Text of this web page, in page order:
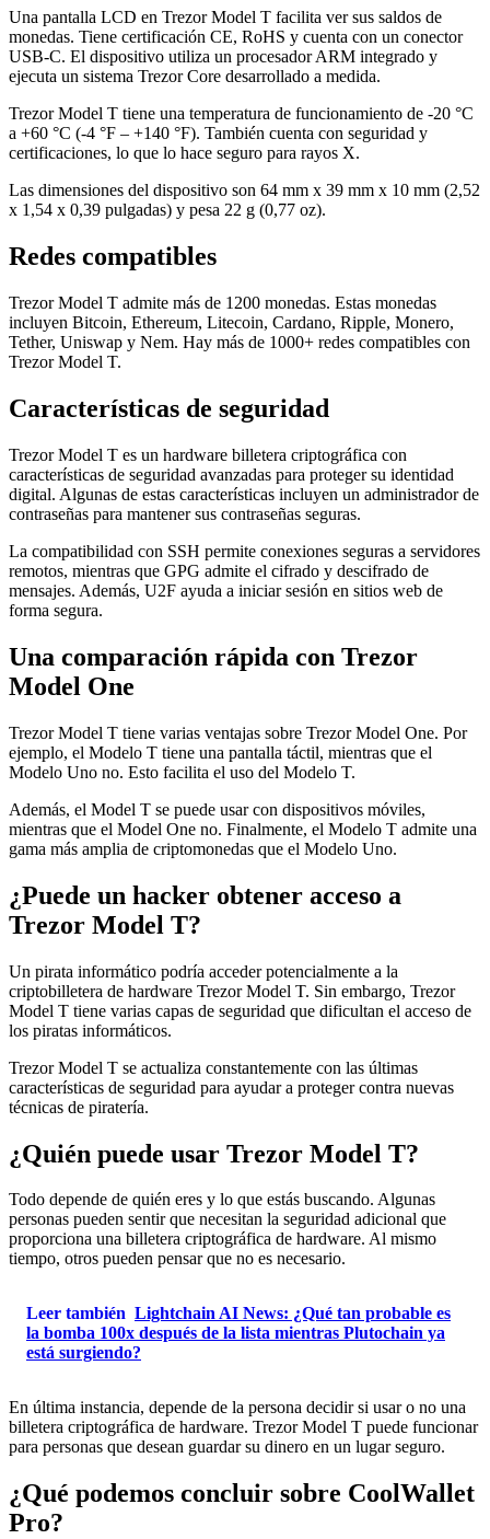
Una pantalla LCD en Trezor Model T facilita ver sus saldos de
monedas. Tiene certificación CE, RoHS y cuenta con un conector
USB-C. El dispositivo utiliza un procesador ARM integrado y
ejecuta un sistema Trezor Core desarrollado a medida.
Trezor Model T tiene una temperatura de funcionamiento de -20 °C
a +60 °C (-4 °F – +140 °F). También cuenta con seguridad y
certificaciones, lo que lo hace seguro para rayos X.
Las dimensiones del dispositivo son 64 mm x 39 mm x 10 mm (2,52
x 1,54 x 0,39 pulgadas) y pesa 22 g (0,77 oz).
Redes compatibles
Trezor Model T admite más de 1200 monedas. Estas monedas
incluyen Bitcoin, Ethereum, Litecoin, Cardano, Ripple, Monero,
Tether, Uniswap y Nem. Hay más de 1000+ redes compatibles con
Trezor Model T.
Características de seguridad
Trezor Model T es un hardware billetera criptográfica con
características de seguridad avanzadas para proteger su identidad
digital. Algunas de estas características incluyen un administrador de
contraseñas para mantener sus contraseñas seguras.
La compatibilidad con SSH permite conexiones seguras a servidores
remotos, mientras que GPG admite el cifrado y descifrado de
mensajes. Además, U2F ayuda a iniciar sesión en sitios web de
forma segura.
Una comparación rápida con Trezor
Model One
Trezor Model T tiene varias ventajas sobre Trezor Model One. Por
ejemplo, el Modelo T tiene una pantalla táctil, mientras que el
Modelo Uno no. Esto facilita el uso del Modelo T.
Además, el Model T se puede usar con dispositivos móviles,
mientras que el Model One no. Finalmente, el Modelo T admite una
gama más amplia de criptomonedas que el Modelo Uno.
¿Puede un hacker obtener acceso a
Trezor Model T?
Un pirata informático podría acceder potencialmente a la
criptobilletera de hardware Trezor Model T. Sin embargo, Trezor
Model T tiene varias capas de seguridad que dificultan el acceso de
los piratas informáticos.
Trezor Model T se actualiza constantemente con las últimas
características de seguridad para ayudar a proteger contra nuevas
técnicas de piratería.
¿Quién puede usar Trezor Model T?
Todo depende de quién eres y lo que estás buscando. Algunas
personas pueden sentir que necesitan la seguridad adicional que
proporciona una billetera criptográfica de hardware. Al mismo
tiempo, otros pueden pensar que no es necesario.
Leer también Lightchain AI News: ¿Qué tan probable es
la bomba 100x después de la lista mientras Plutochain ya
está surgiendo?
En última instancia, depende de la persona decidir si usar o no una
billetera criptográfica de hardware. Trezor Model T puede funcionar
para personas que desean guardar su dinero en un lugar seguro.
¿Qué podemos concluir sobre CoolWallet
Pro?